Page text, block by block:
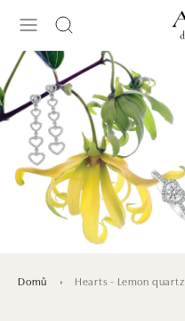
Domů Hearts - Lemon quartz